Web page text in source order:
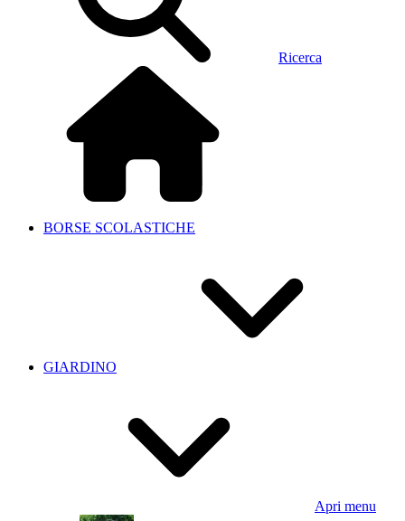
Ricerca
BORSE SCOLASTICHE
GIARDINO
Apri menu